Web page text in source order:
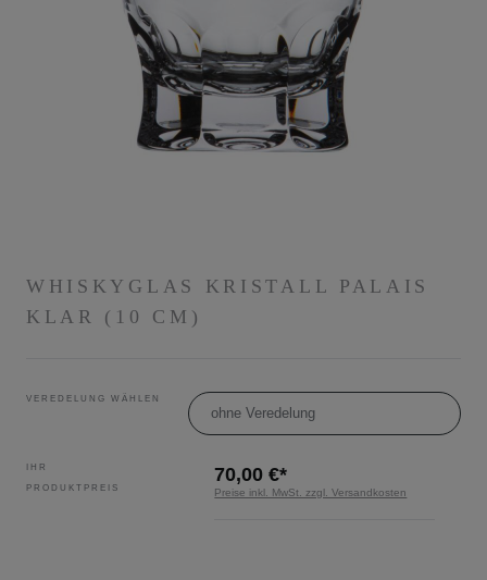
WHISKYGLAS KRISTALL PALAIS
KLAR (10 CM)
VEREDELUNG WÄHLEN
ohne Veredelung
IHR
PRODUKTPREIS
70,00 €*
Preise inkl. MwSt. zzgl. Versandkosten